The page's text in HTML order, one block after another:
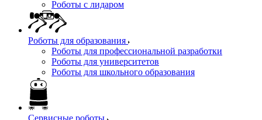
Роботы с лидаром
Роботы для образования
Роботы для профессиональной разработки
Роботы для университетов
Роботы для школьного образования